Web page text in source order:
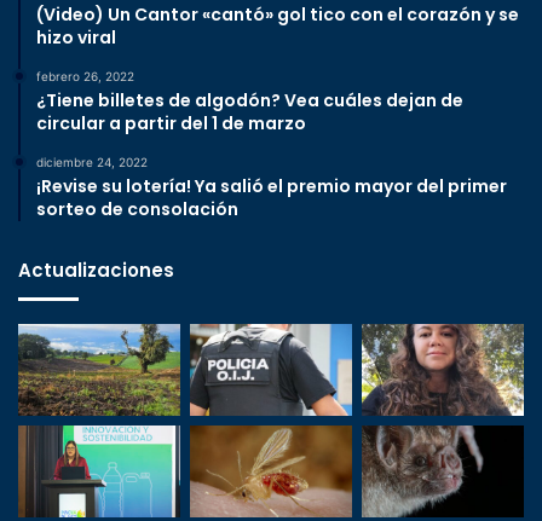
(Video) Un Cantor «cantó» gol tico con el corazón y se
hizo viral
febrero 26, 2022
¿Tiene billetes de algodón? Vea cuáles dejan de
circular a partir del 1 de marzo
diciembre 24, 2022
¡Revise su lotería! Ya salió el premio mayor del primer
sorteo de consolación
Actualizaciones